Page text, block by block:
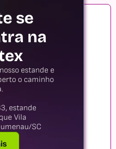
se
na
estande e
o caminho
estande
Vila
SC